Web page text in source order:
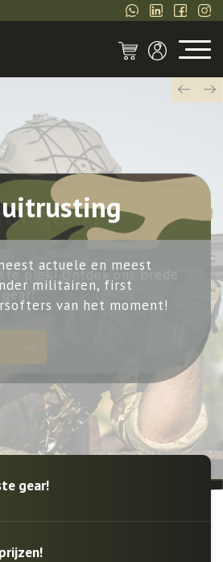
actuele en meest
militairen, first
van het moment!
Next
gear!